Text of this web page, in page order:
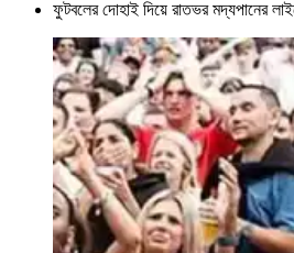
ফুটবলের দোহাই দিয়ে রাতভর মদ্যপানের